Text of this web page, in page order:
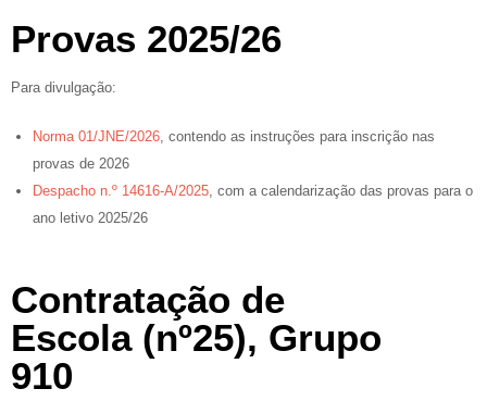
Provas 2025/26
Para divulgação:
Norma 01/JNE/2026 , contendo as instruções para inscrição nas
provas de 2026
Despacho n.º 14616-A/2025 , com a calendarização das provas para o
ano letivo 2025/26
Contratação de
Escola (nº25), Grupo
910